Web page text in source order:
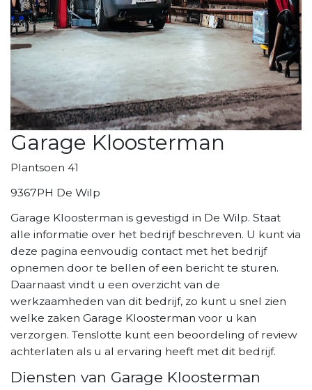
Garage Kloosterman
Plantsoen 41
9367PH De Wilp
Garage Kloosterman is gevestigd in De Wilp. Staat
alle informatie over het bedrijf beschreven. U kunt via
deze pagina eenvoudig contact met het bedrijf
opnemen door te bellen of een bericht te sturen.
Daarnaast vindt u een overzicht van de
werkzaamheden van dit bedrijf, zo kunt u snel zien
welke zaken Garage Kloosterman voor u kan
verzorgen. Tenslotte kunt een beoordeling of review
achterlaten als u al ervaring heeft met dit bedrijf.
Diensten van Garage Kloosterman